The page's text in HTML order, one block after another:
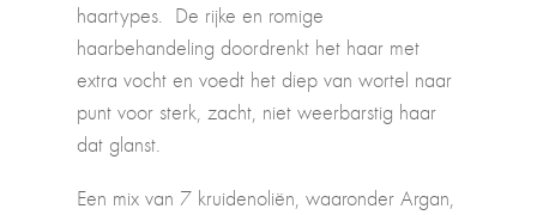
haartypes. De rijke en romige
haarbehandeling doordrenkt het haar met
extra vocht en voedt het diep van wortel naar
punt voor sterk, zacht, niet weerbarstig haar
dat glanst.
Een mix van 7 kruidenoliën, waaronder Argan,